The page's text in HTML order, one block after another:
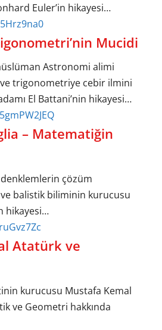
Euler’in hikayesi…
Mucidi
Astronomi alimi
trigonometriye cebir ilmini
El Battani’nin hikayesi…
– Matematiğin
çözüm
balistik biliminin kurucusu
hikayesi…
Atatürk ve
kurucusu Mustafa Kemal
ve Geometri hakkında